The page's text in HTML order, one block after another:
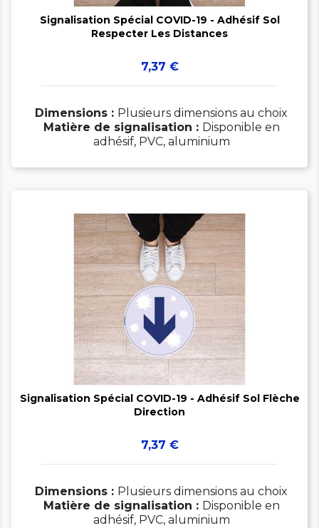

Signalisation Spécial COVID-19 - Adhésif Sol
Respecter Les Distances
Prix
7,37 €
Dimensions : Plusieurs dimensions au choix
Matière de signalisation : Disponible en
adhésif, PVC, aluminium


Signalisation Spécial COVID-19 - Adhésif Sol Flèche
Direction
Prix
7,37 €
Dimensions : Plusieurs dimensions au choix
Matière de signalisation : Disponible en
adhésif, PVC, aluminium